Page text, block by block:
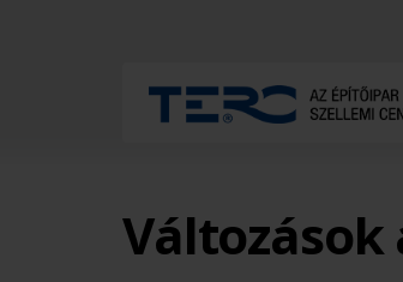
Változások